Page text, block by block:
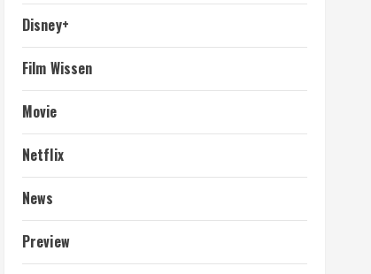
Disney+
Film Wissen
Movie
Netflix
News
Preview